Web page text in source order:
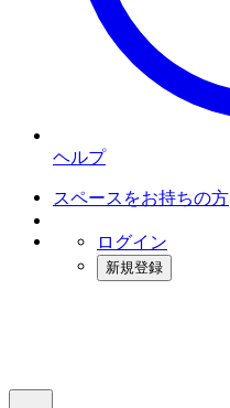
ヘルプ
スペースをお持ちの方
ログイン
新規登録